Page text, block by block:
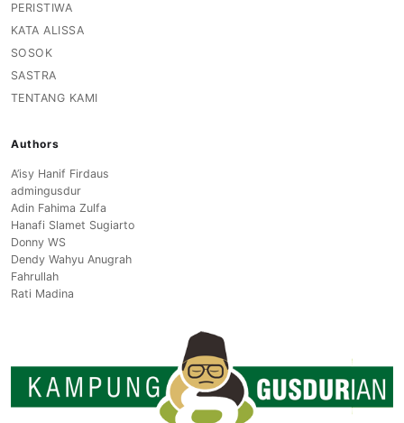
PERISTIWA
KATA ALISSA
SOSOK
SASTRA
TENTANG KAMI
Authors
A’isy Hanif Firdaus
admingusdur
Adin Fahima Zulfa
Hanafi Slamet Sugiarto
Donny WS
Dendy Wahyu Anugrah
Fahrullah
Rati Madina